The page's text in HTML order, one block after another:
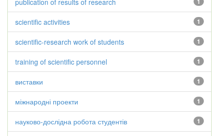
publication of results of research
1
scientific activities
1
scientific-research work of students
1
training of scientific personnel
1
виставки
1
міжнародні проекти
1
науково-дослідна робота студентів